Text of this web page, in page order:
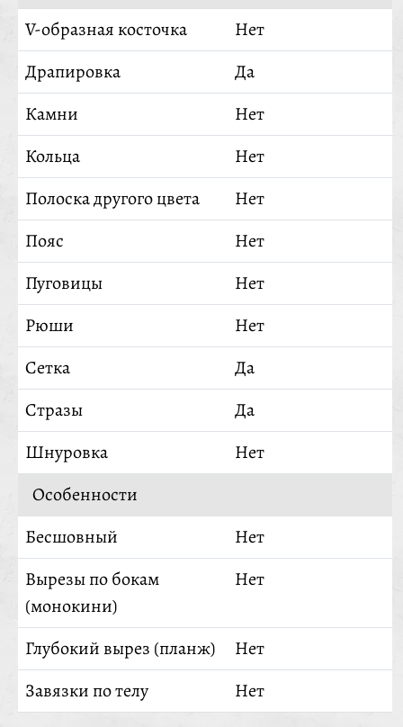
V-образная косточка
Нет
Драпировка
Да
Камни
Нет
Кольца
Нет
Полоска другого цвета
Нет
Пояс
Нет
Пуговицы
Нет
Рюши
Нет
Сетка
Да
Стразы
Да
Шнуровка
Нет
Особенности
Бесшовный
Нет
Вырезы по бокам
(монокини)
Нет
Глубокий вырез (планж)
Нет
Завязки по телу
Нет